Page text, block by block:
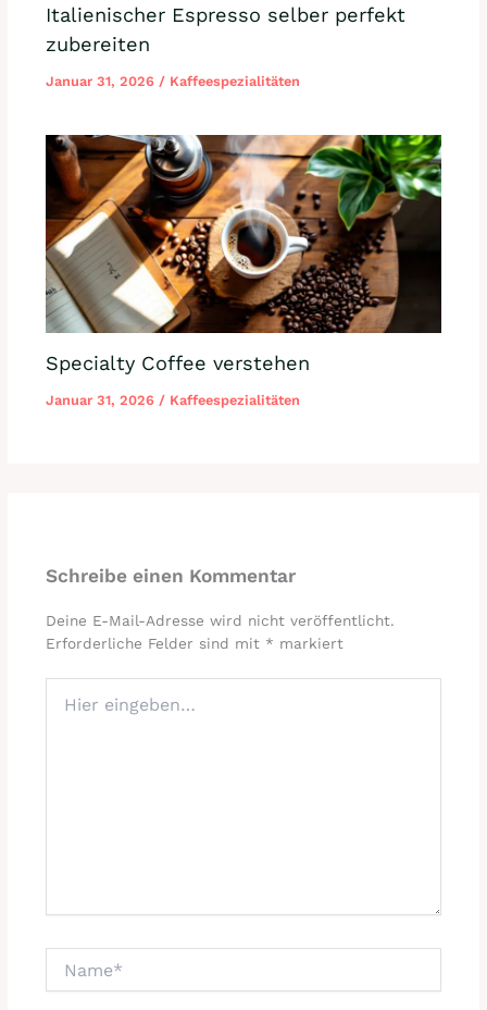
Italienischer Espresso selber perfekt
zubereiten
Januar 31, 2026 / Kaffeespezialitäten
Specialty Coffee verstehen
Januar 31, 2026 / Kaffeespezialitäten
Schreibe einen Kommentar
Deine E-Mail-Adresse wird nicht veröffentlicht.
Erforderliche Felder sind mit * markiert
eingeben…